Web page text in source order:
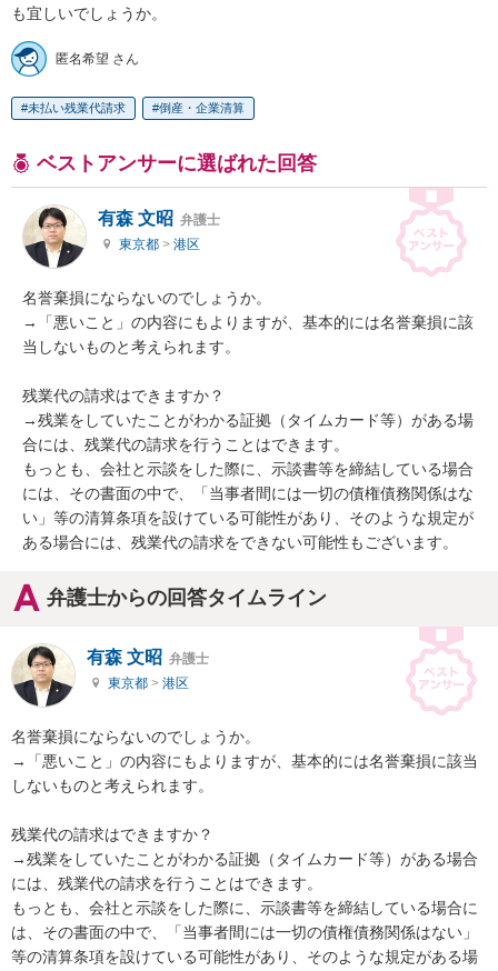
も宜しいでしょうか。
匿名希望 さん
未払い残業代請求 倒産・企業清算
ベストアンサーに選ばれた回答
有森 文昭 弁護士
東京都 > 港区
名誉棄損にならないのでしょうか。
→「悪いこと」の内容にもよりますが、基本的には名誉棄損に該
当しないものと考えられます。
残業代の請求はできますか？
→残業をしていたことがわかる証拠（タイムカード等）がある場
合には、残業代の請求を行うことはできます。
もっとも、会社と示談をした際に、示談書等を締結している場合
には、その書面の中で、「当事者間には一切の債権債務関係はな
い」等の清算条項を設けている可能性があり、そのような規定が
ある場合には、残業代の請求をできない可能性もございます。
弁護士からの回答タイムライン
有森 文昭 弁護士
東京都 > 港区
名誉棄損にならないのでしょうか。
→「悪いこと」の内容にもよりますが、基本的には名誉棄損に該当
しないものと考えられます。
残業代の請求はできますか？
→残業をしていたことがわかる証拠（タイムカード等）がある場合
には、残業代の請求を行うことはできます。
もっとも、会社と示談をした際に、示談書等を締結している場合に
は、その書面の中で、「当事者間には一切の債権債務関係はない」
等の清算条項を設けている可能性があり、そのような規定がある場